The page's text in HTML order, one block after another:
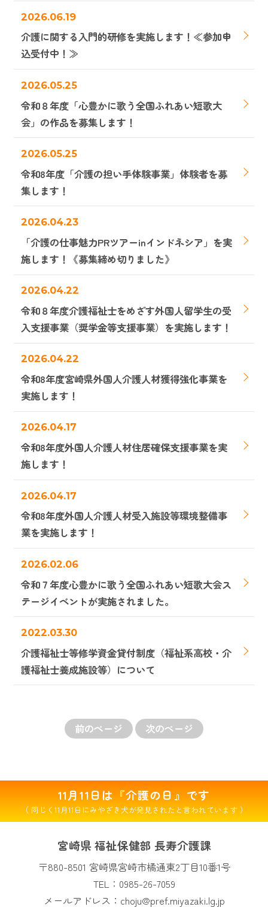
2026.06.19
介護に関する入門的研修を実施します！≪参加申
込受付中！≫
2026.05.25
令和８年度「心豊かに歌う全国ふれあい短歌大
会」の作品を募集します！
2026.05.25
令和8年度「介護の担い手体験事業」体験者を募
集します！
2026.04.23
「介護の仕事魅力PRツアーinインドネシア」を実
施します！《募集締め切りました》
2026.04.22
令和８年度介護福祉士をめざす外国人留学生の受
入支援事業（奨学金等支援事業）を実施します！
2026.04.22
令和8年度宮崎県外国人介護人材獲得強化事業を
実施します！
2026.04.17
令和8年度外国人介護人材住居確保支援事業を実
施します！
2026.04.17
令和8年度外国人介護人材受入施設等環境整備事
業を実施します！
2026.02.06
令和７年度心豊かに歌う全国ふれあい短歌大会ス
テージイベントが実施されました。
2022.03.30
介護福祉士等修学資金貸付制度（福祉系高校・介
護福祉士養成施設等）について
前のページ 次のページ
11月11日は『介護の日』です
（ 同じく11月11日にみやざき犬が発見されたと言われています ）
宮崎県 福祉保健部 長寿介護課
〒880-8501 宮崎県宮崎市橘通東2丁目10番1号
TEL： 0985-26-7059
メールアドレス： choju@pref.miyazaki.lg.jp